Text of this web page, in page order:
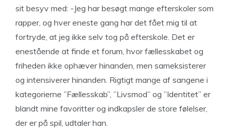
sit besyv med: -Jeg har besøgt mange efterskoler som
rapper, og hver eneste gang har det fået mig til at
fortryde, at jeg ikke selv tog på efterskole. Det er
enestående at finde et forum, hvor fællesskabet og
friheden ikke ophæver hinanden, men sameksisterer
og intensiverer hinanden. Rigtigt mange af sangene i
kategorierne ”Fællesskab”, ”Livsmod” og ”Identitet” er
blandt mine favoritter og indkapsler de store følelser,
der er på spil, udtaler han.